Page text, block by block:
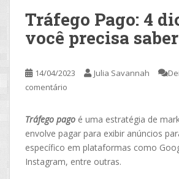
Tráfego Pago: 4
você precisa saber
14/04/2023 Julia Savannah
comentário
Tráfego pago é uma estratégia de
envolve pagar para exibir anúncios
específico em plataformas como
Instagram, entre outras.